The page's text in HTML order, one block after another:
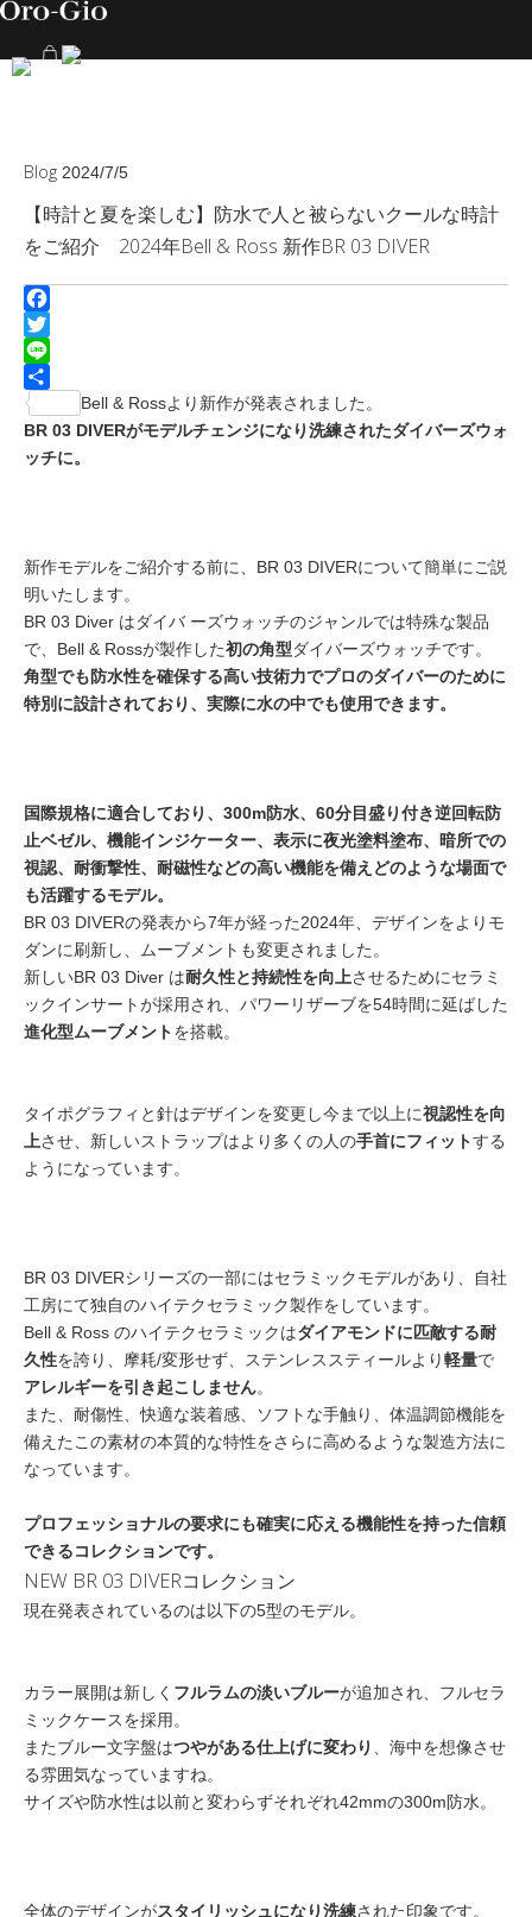
Blog 2024/7/5
【時計と夏を楽しむ】防水で人と被らないクールな時計
をご紹介 2024年Bell & Ross 新作BR 03 DIVER
Facebook
Twitter
Line
共
有
Bell & Rossより新作が発表されました。
BR 03 DIVERがモデルチェンジになり洗練されたダイバーズウォ
ッチに。
新作モデルをご紹介する前に、BR 03 DIVERについて簡単にご説
明いたします。
BR 03 Diver はダイバ ーズウォッチのジャンルでは特殊な製品
で、Bell & Rossが製作した初の角型ダイバーズウォッチです。
角型でも防水性を確保する高い技術力でプロのダイバーのために
特別に設計されており、実際に水の中でも使用できます。
国際規格に適合しており、300m防水、60分目盛り付き逆回転防
止ベゼル、機能インジケーター、表示に夜光塗料塗布、暗所での
視認、耐衝撃性、耐磁性などの高い機能を備えどのような場面で
も活躍するモデル。
BR 03 DIVERの発表から7年が経った2024年、デザインをよりモ
ダンに刷新し、ムーブメントも変更されました。
新しいBR 03 Diver は耐久性と持続性を向上させるためにセラミ
ックインサートが採用され、パワーリザーブを54時間に延ばした
進化型ムーブメントを搭載。
タイポグラフィと針はデザインを変更し今まで以上に視認性を向
上させ、新しいストラップはより多くの人の手首にフィットする
ようになっています。
BR 03 DIVERシリーズの一部にはセラミックモデルがあり、自社
工房にて独自のハイテクセラミック製作をしています。
Bell & Ross のハイテクセラミックはダイアモンドに匹敵する耐
久性を誇り、摩耗/変形せず、ステンレススティールより軽量で
アレルギーを引き起こしません。
また、耐傷性、快適な装着感、ソフトな手触り、体温調節機能を
備えたこの素材の本質的な特性をさらに高めるような製造方法に
なっています。
プロフェッショナルの要求にも確実に応える機能性を持った信頼
できるコレクションです。
NEW BR 03 DIVERコレクション
現在発表されているのは以下の5型のモデル。
カラー展開は新しく フルラムの淡いブルーが追加され、フルセラ
ミックケースを採用。
またブルー文字盤はつやがある仕上げに変わり
、海中を想像させ
る雰囲気なっていますね。
サイズや防水性は以前と変わらずそれぞれ42mmの300m防水。
全体のデザインがスタイリッシュになり洗練された印象です。